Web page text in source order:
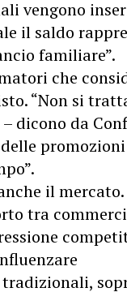
vengono
il saldo
familiare”.
che
“Non si
dicono da
il mercato.
tra
tradizionali,